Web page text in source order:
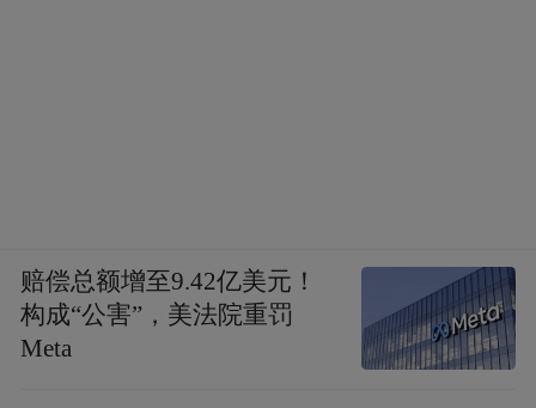
赔偿总额增至9.42亿美元！
构成“公害”，美法院重罚
Meta